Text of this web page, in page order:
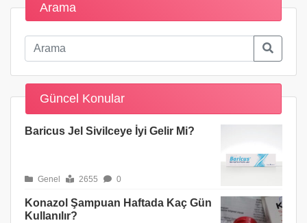
Arama
Güncel Konular
Baricus Jel Sivilceye İyi Gelir Mi?
Genel 2655 0
Konazol Şampuan Haftada Kaç Gün
Kullanılır?